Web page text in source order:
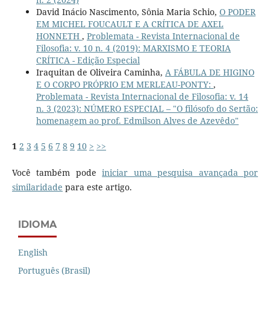
David Inácio Nascimento, Sônia Maria Schio, O PODER
EM MICHEL FOUCAULT E A CRÍTICA DE AXEL
HONNETH , Problemata - Revista Internacional de
Filosofia: v. 10 n. 4 (2019): MARXISMO E TEORIA
CRÍTICA - Edição Especial
Iraquitan de Oliveira Caminha, A FÁBULA DE HIGINO
E O CORPO PRÓPRIO EM MERLEAU-PONTY: ,
Problemata - Revista Internacional de Filosofia: v. 14
n. 3 (2023): NÚMERO ESPECIAL – "O filósofo do Sertão:
homenagem ao prof. Edmilson Alves de Azevêdo"
1 2 3 4 5 6 7 8 9 10 > >>
Você também podeiniciar uma pesquisa avançada por
similaridade para este artigo.
IDIOMA
English
Português (Brasil)